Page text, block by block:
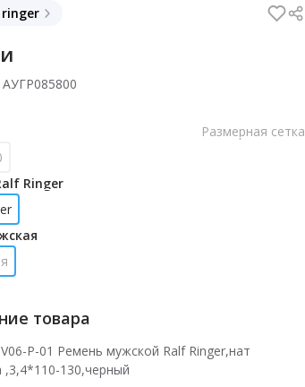
АУГР085800
Размерная сетка
Ringer
товара
P-01 Ремень мужской Ralf Ringer,нат
,3,4*110-130,черный